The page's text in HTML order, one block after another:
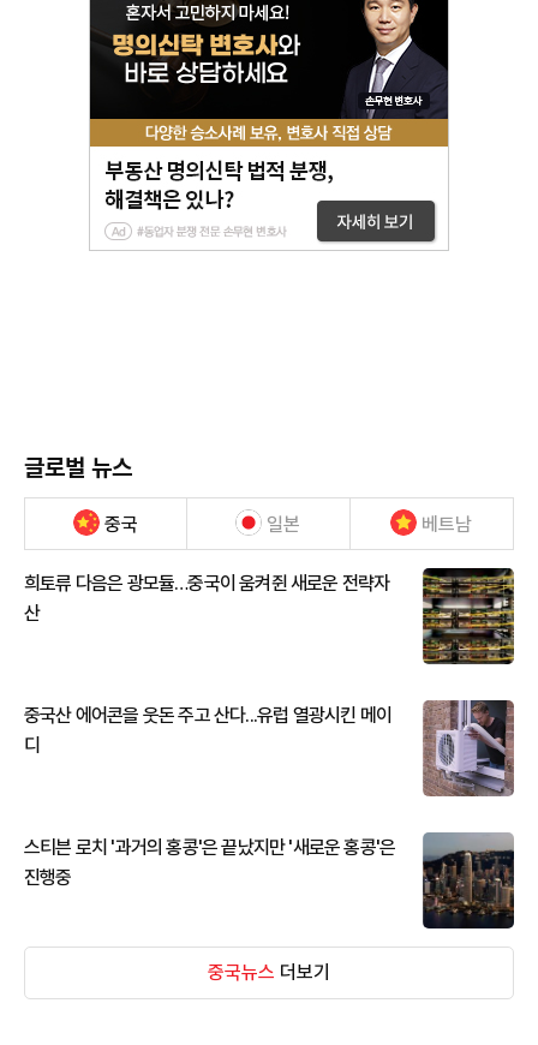
글로벌 뉴스
중국 일본 베트남
희토류 다음은 광모듈…중국이 움켜쥔 새로운 전략자
산
중국산 에어콘을 웃돈 주고 산다...유럽 열광시킨 메이
디
스티븐 로치 '과거의 홍콩'은 끝났지만 '새로운 홍콩'은
진행중
중국뉴스 더보기